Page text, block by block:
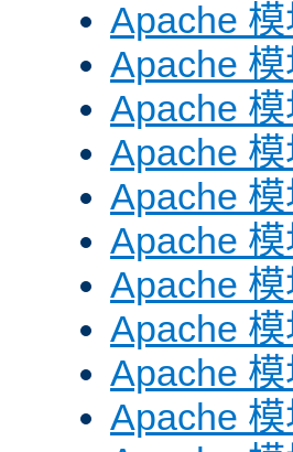
Apache
Apache
Apache
Apache
Apache
Apache
Apache
Apache
Apache
Apache